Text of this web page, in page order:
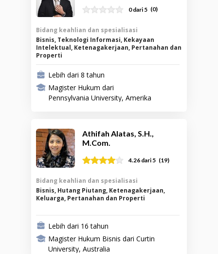
0 dari 5 (0)
Bidang keahlian dan spesialisasi
Bisnis, Teknologi Informasi, Kekayaan
Intelektual, Ketenagakerjaan, Pertanahan dan
Properti
Lebih dari 8 tahun
Magister Hukum dari
Pennsylvania University, Amerika
Athifah Alatas, S.H.,
M.Com.
4.26 dari 5 (19)
Bidang keahlian dan spesialisasi
Bisnis, Hutang Piutang, Ketenagakerjaan,
Keluarga, Pertanahan dan Properti
Lebih dari 16 tahun
Magister Hukum Bisnis dari Curtin
University, Australia